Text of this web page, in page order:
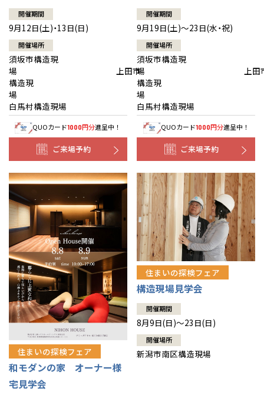
開催期間
9月12日(土)・13日(日)
開催場所
須坂市構造現
場 上田市
構造現
場
白馬村構造現場
QUOカード1000円分進呈中！
ご来場予約
開催期間
9月19日(土)～23日(水・祝)
開催場所
須坂市構造現
場 上田
構造現
白馬村構造現場
QUOカード1000円分進呈中！
ご来場予約
住まいの探検フェア
和モダンの家 オーナー様
宅見学会
住まいの探検フェア
構造現場見学会
開催期間
8月9日(日)～23日(日)
開催場所
新潟市南区構造現場